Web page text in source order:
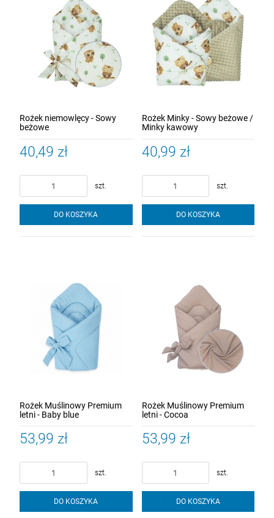
Rożek niemowlęcy - Sowy
beżowe
40,49 zł
szt.
DO KOSZYKA
Rożek Minky - Sowy beżowe /
Minky kawowy
40,99 zł
szt.
DO KOSZYKA
Rożek Muślinowy Premium
letni - Baby blue
53,99 zł
szt.
DO KOSZYKA
Rożek Muślinowy Premium
letni - Cocoa
53,99 zł
szt.
DO KOSZYKA